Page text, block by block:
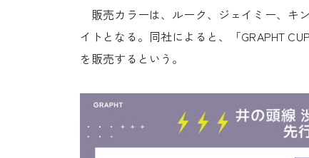
販売カラーは、ルーク、ジェイミー、キ
イトとなる。同社によると、「GRAPHT
を販売するという。